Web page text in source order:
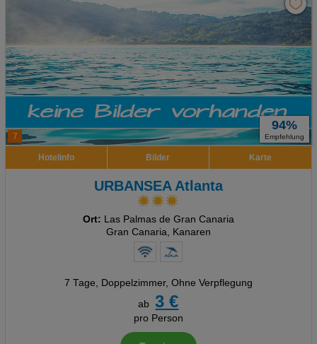
7
94%
Empfehlung
Hotelinfo Bilder Karte
URBANSEA Atlanta
Ort: Las Palmas de Gran Canaria
Gran Canaria, Kanaren
7 Tage, Doppelzimmer, Ohne Verpflegung
ab
3 €
pro Person